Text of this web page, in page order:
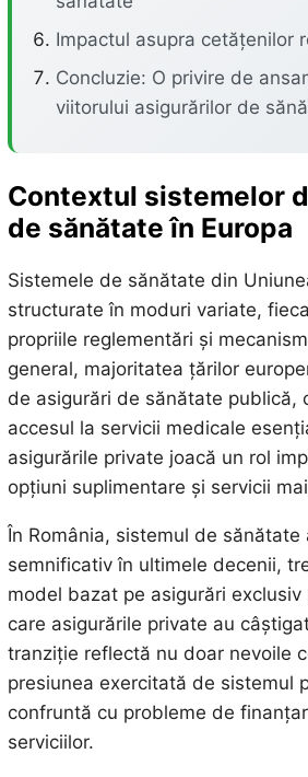
Impactul asupra cetățenilor
Concluzie: O privire de
viitorului asigurărilor de
Contextul sistemelor
de sănătate în Europa
Sistemele de sănătate din
structurate în moduri variate,
propriile reglementări și
general, majoritatea țărilor
de asigurări de sănătate publică,
accesul la servicii medicale
asigurările private joacă un rol
opțiuni suplimentare și servicii
În România, sistemul de sănătate
semnificativ în ultimele decenii,
model bazat pe asigurări exclusiv
care asigurările private au
tranziție reflectă nu doar nevoile
presiunea exercitată de sistemul
confruntă cu probleme de
serviciilor.